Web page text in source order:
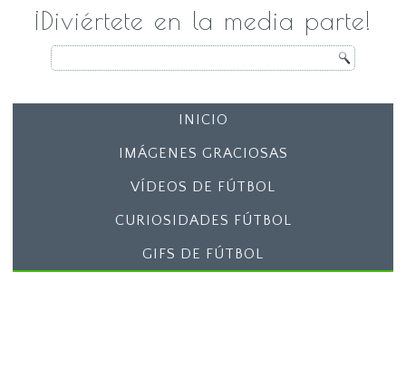
¡Diviértete en la media parte!
INICIO
IMÁGENES GRACIOSAS
VÍDEOS DE FÚTBOL
CURIOSIDADES FÚTBOL
GIFS DE FÚTBOL